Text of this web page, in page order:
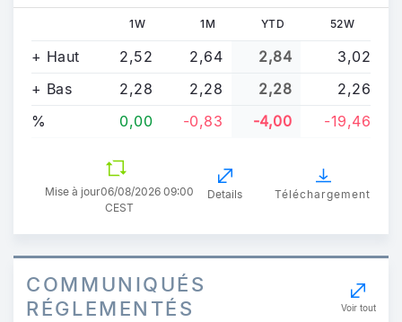
1W 1M YTD 52W
+ Haut 2,52 2,64 2,84
3,02
+ Bas
2,28 2,28 2,28
2,26
%
0,00 -0,83 -4,00 -19,46
Mise à jour06/08/2026 09:00
CEST
Details Téléchargement
COMMUNIQUÉS
RÉGLEMENTÉS
Voir tout